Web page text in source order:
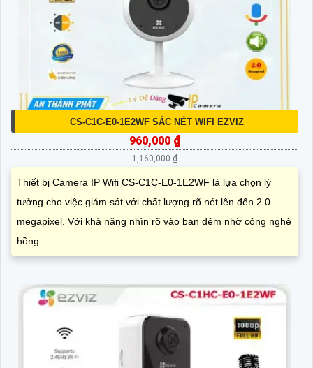
CS-C1C-E0-1E2WF SẮC NÉT WIFI EZVIZ
960,000 ₫
1,160,000 ₫
Thiết bị Camera IP Wifi CS-C1C-E0-1E2WF là lựa chọn lý
tưởng cho việc giám sát với chất lượng rõ nét lên đến 2.0
megapixel. Với khả năng nhìn rõ vào ban đêm nhờ công nghệ
hồng...